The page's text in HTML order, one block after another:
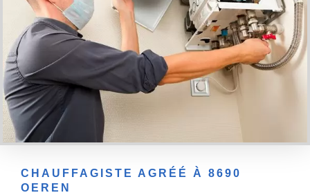
CHAUFFAGISTE AGRÉÉ À 8690
OEREN